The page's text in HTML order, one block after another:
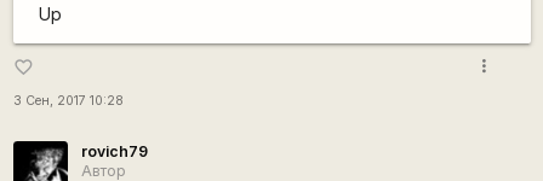
Up
favorite_border
3 Сен, 2017 10:28
more_vert
rovich79
Автор